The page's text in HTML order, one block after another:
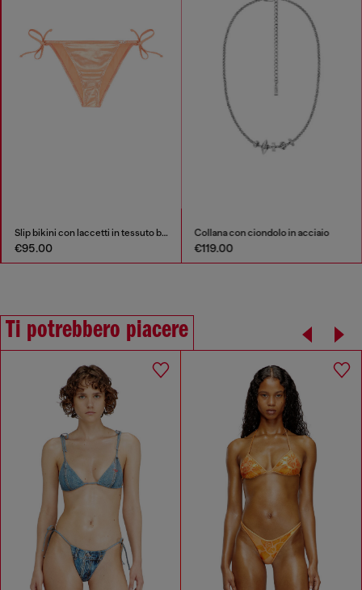
Slip bikini con laccetti in tessuto brillante
€95.00
Collana con ciondolo in acciaio
€119.00
Ti potrebbero piacere